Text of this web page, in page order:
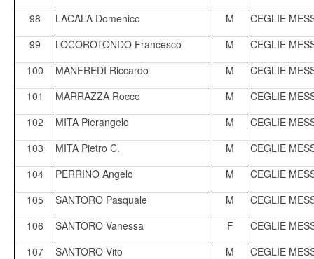
98
LACALA Domenico M
CEGLIE
99
LOCOROTONDO Francesco M
CEGLIE
100
MANFREDI Riccardo M
CEGLIE
101
MARRAZZA Rocco M
CEGLIE
102
MITA Pierangelo M
CEGLIE
103
MITA Pietro C. M
CEGLIE
104
PERRINO Angelo M
CEGLIE
105
SANTORO Pasquale M
CEGLIE
106
SANTORO Vanessa F
CEGLIE
107
SANTORO Vito M
CEGLIE